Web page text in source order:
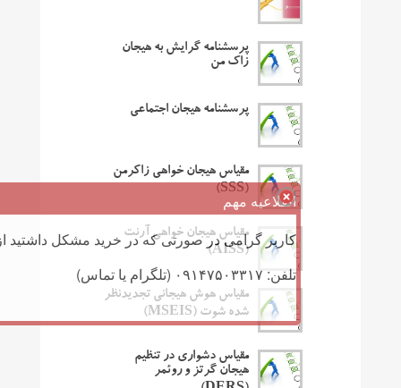
پرسشنامه گرایش به هیجان
زاک من
پرسشنامه هیجان اجتماعی
مقیاس هیجان خواهی زاکرمن
(SSS)
مقیاس هیجان خواهی آرنت
(AISS)
مقیاس هوش هیجانی تجدیدنظر
شده شوت (MSEIS)
مقیاس دشواری در تنظیم
هیجان گرتز و روئمر
اطلاعیه مهم
کاربر گرامی در صورتی که در خرید مشکل داشتید
تلفن: ۰۹۱۴۷۵۰۳۳۱۷ (تلگرام یا تماس)